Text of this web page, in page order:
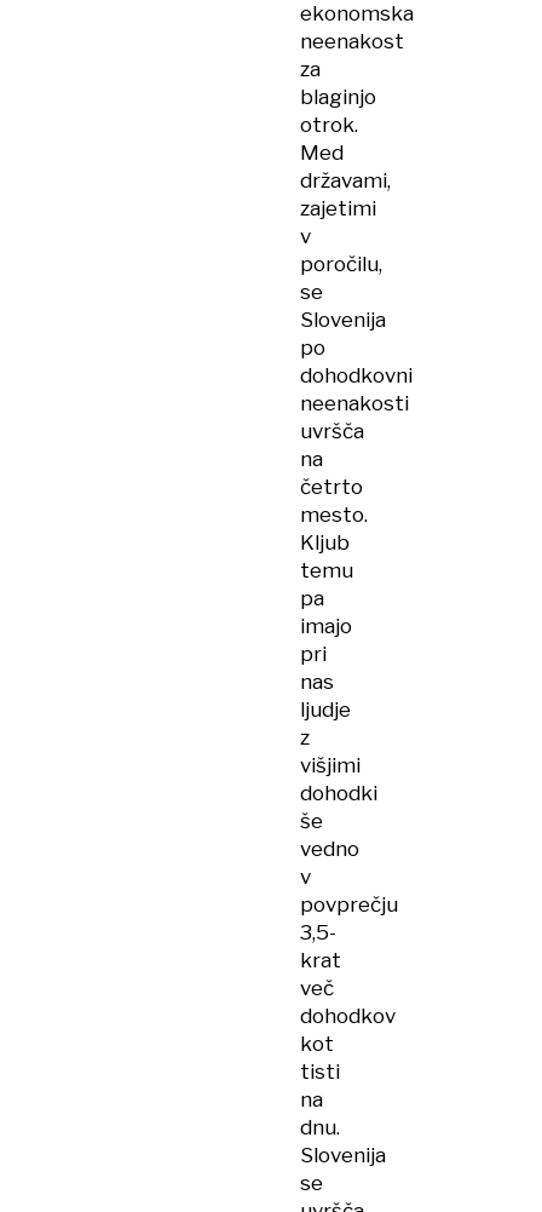
ekonomska
neenakost
za
blaginjo
otrok.
Med
državami,
zajetimi
v
poročilu,
se
Slovenija
po
dohodkovni
neenakosti
uvršča
na
četrto
mesto.
Kljub
temu
pa
imajo
pri
nas
ljudje
z
višjimi
dohodki
še
vedno
v
povprečju
3,5-
krat
več
dohodkov
kot
tisti
na
dnu.
Slovenija
se